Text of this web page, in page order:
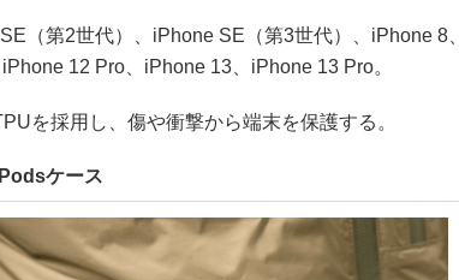
（第2世代）、iPhone SE（第3世代）、iPhone 8、
12 Pro、iPhone 13、iPhone 13 Pro。
を採用し、傷や衝撃から端末を保護する。
ケース